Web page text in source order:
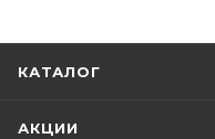
КАТАЛОГ
АКЦИИ